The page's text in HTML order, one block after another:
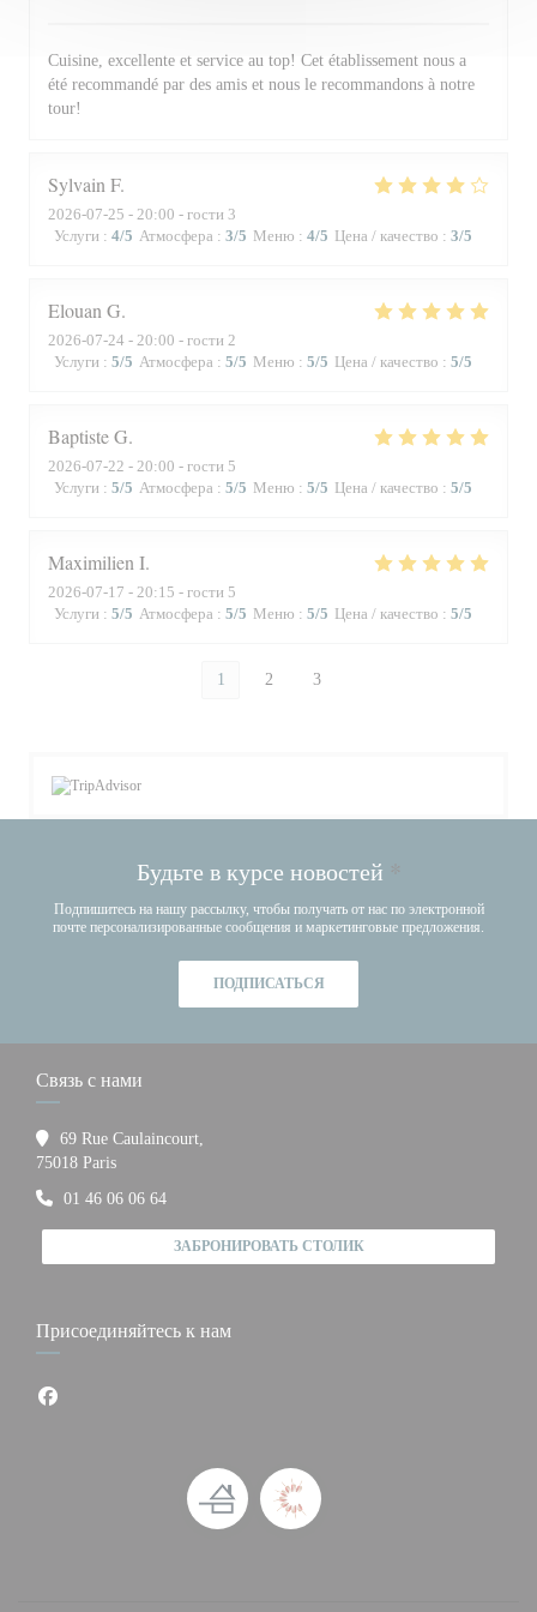
Cuisine, excellente et service au top! Cet établissement nous a
été recommandé par des amis et nous le recommandons à notre
tour!
Sylvain F
2026-07-25 - 20:00 - гости 3
Услуги : 4/5 Атмосфера : 3/5 Меню : 4/5 Цена / качество : 3/5
Elouan G
2026-07-24 - 20:00 - гости 2
Услуги : 5/5 Атмосфера : 5/5 Меню : 5/5 Цена / качество : 5/5
BaptisteG
2026-07-22 - 20:00 - гости 5
Услуги : 5/5 Атмосфера : 5/5 Меню : 5/5 Цена / качество : 5/5
Maximilien I
2026-07-17 - 20:15 - гости 5
Услуги : 5/5 Атмосфера : 5/5 Меню : 5/5 Цена / качество : 5/5
1 2 3
Будьте в курсе новостей *
Подпишитесь на нашу рассылку, чтобы получать от нас по электронной
почте персонализированные сообщения и маркетинговые предложения.
ПОДПИСАТЬСЯ
Связь с нами
69 Rue Caulaincourt,
75018 Paris((открывается в новом окне))
01 46 06 06 64
ЗАБРОНИРОВАТЬ СТОЛИК
Присоединяйтесь к нам
Facebook ((открывается в новом окне))